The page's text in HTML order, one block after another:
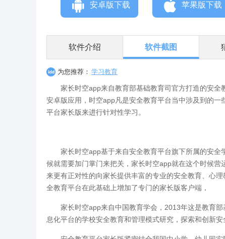
安卓版下载 苹果版下载
软件介绍 软件截图
为您推荐： 学习教育
家长时空app来自教育部基础教育司官方打造的安
安卓版应用，时空app凡是安全教育平台当中涉及到的
平台家长版来进行针对性学习。
家长时空app基于来自安全教育平台旗下所属的安
候就需要加门掌门来把关，家长时空app就在这个时候
来更有正对性的向家长提供丰富的专业的安全教育、心
全教育平台在此基础上增加了专门的家长版客户端，
家长时空app来自中国教育学会，2013年这是教育
息化平台的学校安全教育和管理模式研究，探索和创新